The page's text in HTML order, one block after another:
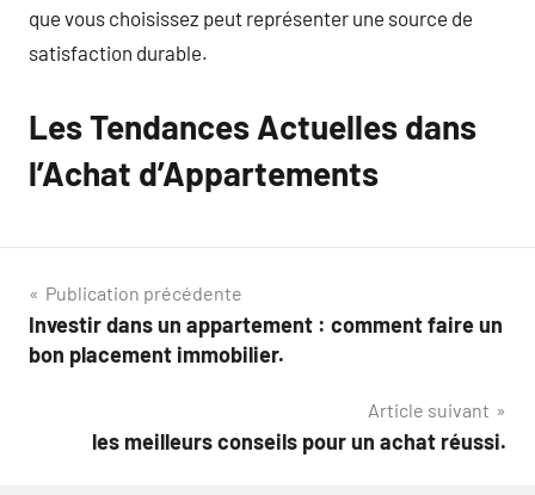
que vous choisissez peut représenter une source de
satisfaction durable.
Les Tendances Actuelles dans
l’Achat d’Appartements
Navigation
de
Publication précédente
Investir dans un appartement : comment faire un
bon placement immobilier.
Article suivant
les meilleurs conseils pour un achat réussi.